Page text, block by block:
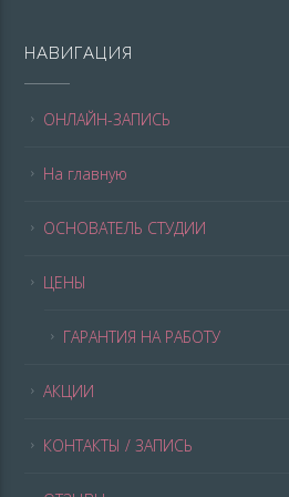
НАВИГАЦИЯ
ОНЛАЙН-ЗАПИСЬ
На главную
ОСНОВАТЕЛЬ СТУДИИ
ЦЕНЫ
ГАРАНТИЯ НА РАБОТУ
АКЦИИ
КОНТАКТЫ / ЗАПИСЬ